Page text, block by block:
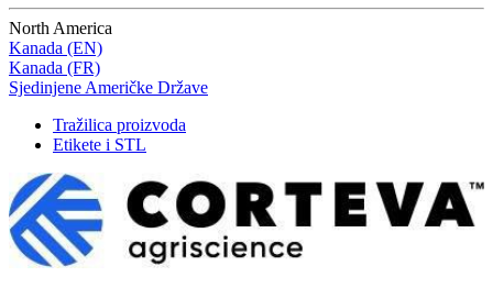
North America
Kanada (EN)
Kanada (FR)
Sjedinjene Američke Države
Tražilica proizvoda
Etikete i STL